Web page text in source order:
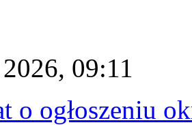
09:11
o ogłoszeniu